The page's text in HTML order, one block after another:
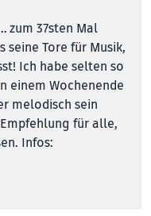
zum 37sten Mal
seine Tore für Musik,
Ich habe selten so
einem Wochenende
melodisch sein
für alle,
Infos: